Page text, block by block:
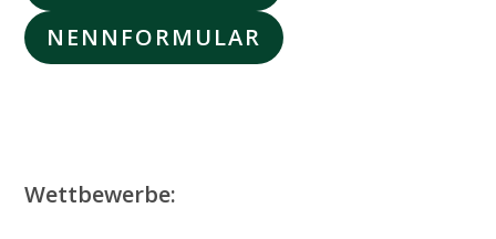
NENNFORMULAR
Wettbewerbe: